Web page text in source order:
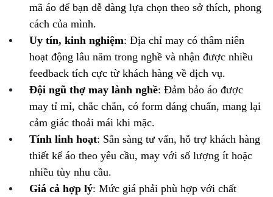
mã áo để bạn dễ dàng lựa chọn theo sở thích, phong
cách của mình.
Uy tín, kinh nghiệm: Địa chỉ may có thâm niên
hoạt động lâu năm trong nghề và nhận được nhiều
feedback tích cực từ khách hàng về dịch vụ.
Đội ngũ thợ may lành nghề: Đảm bảo áo được
may tỉ mỉ, chắc chắn, có form dáng chuẩn, mang lại
cảm giác thoải mái khi mặc.
Tính linh hoạt: Sẵn sàng tư vấn, hỗ trợ khách hàng
thiết kế áo theo yêu cầu, may với số lượng ít hoặc
nhiều tùy nhu cầu.
Giá cả hợp lý: Mức giá phải phù hợp với chất